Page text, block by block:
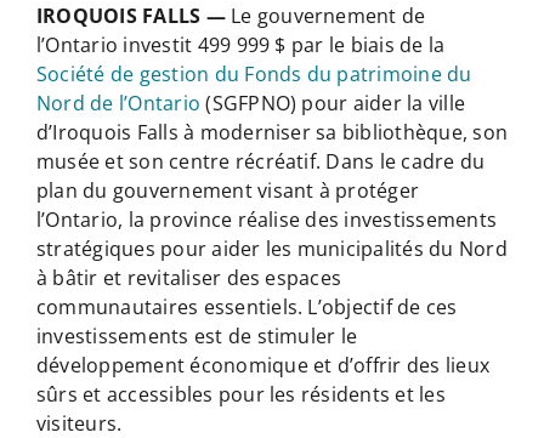
IROQUOIS FALLS —Le gouvernement de
l’Ontario investit 499 999 $ par le biais de la
Société de gestion du Fonds du patrimoine du
Nord de l’Ontario (SGFPNO) pour aider la ville
d’Iroquois Falls à moderniser sa bibliothèque, son
musée et son centre récréatif. Dans le cadre du
plan du gouvernement visant à protéger
l’Ontario, la province réalise des investissements
stratégiques pour aider les municipalités du Nord
à bâtir et revitaliser des espaces
communautaires essentiels. L’objectif de ces
investissements est de stimuler le
développement économique et d’offrir des lieux
sûrs et accessibles pour les résidents et les
visiteurs.